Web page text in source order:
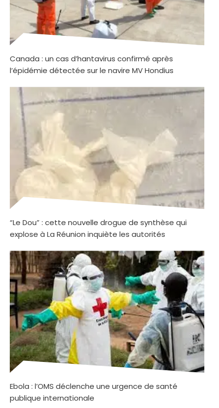
Canada : un cas d’hantavirus confirmé après
l’épidémie détectée sur le navire MV Hondius
“Le Dou” : cette nouvelle drogue de synthèse qui
explose à La Réunion inquiète les autorités
Ebola : l’OMS déclenche une urgence de santé
publique internationale